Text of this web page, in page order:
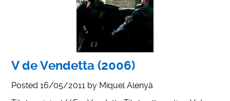
V de Vendetta (2006)
Posted16/05/2011 by Miquel Alenyà